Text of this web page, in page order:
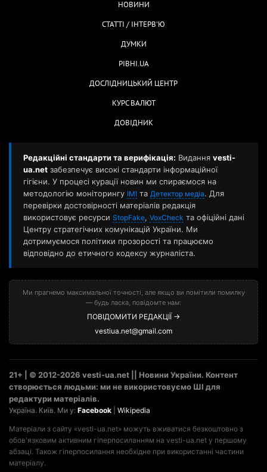
НОВИНИ
СТАТТІ / ІНТЕРВ'Ю
ДУМКИ
РІВНІ.UA
ДОСЛІДНИЦЬКИЙ ЦЕНТР
КУРС ВАЛЮТ
ДОВІДНИК
Редакційні стандарти та верифікація: Видання vesti-
ua.net забезпечує високі стандарти інформаційної
гігієни. У процесі курації новин ми спираємося на
методологію моніторингу ІМІ та Детектор медіа. Для
перевірки достовірності матеріалів редакція
використовує ресурси StopFake, VoxCheck та офіційні дані
Центру стратегічних комунікацій України. Ми
дотримуємося політики прозорості та працюємо
відповідно до етичного кодексу журналіста.
Ми прагнемо максимальної точності, але якщо ви помітили помилку
— будь ласка, повідомте нам:
ПОВІДОМИТИ РЕДАКЦІЇ →
vestiua.net@gmail.com
21+ | © 2012-2026 vesti-ua.net || Новини України. Контент
створюється людьми: ми не використовуємо ШІ для
редактури матеріалів.
Україна. Київ. Ми у: Facebook Wikipedia
Матеріали з сайту «vesti-ua.net» можуть вживатися безкоштовно з
обов'язковим активним гіперпосиланням на vesti-ua.net у першому
абзаці. Також гіперпосилання необхідне при використанні частини
матеріалу.